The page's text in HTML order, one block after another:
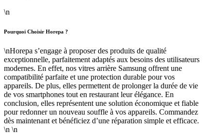
\n
Pourquoi Choisir Horepa ?
\nHorepa s’engage à proposer des produits de qualité
exceptionnelle, parfaitement adaptés aux besoins des utilisateurs
modernes. En effet, nos vitres arrière Samsung offrent une
compatibilité parfaite et une protection durable pour vos
appareils. De plus, elles permettent de prolonger la durée de vie
de vos smartphones tout en restaurant leur élégance. En
conclusion, elles représentent une solution économique et fiable
pour redonner un nouveau souffle à vos appareils. Commandez
dès maintenant et bénéficiez d’une réparation simple et efficace.
\n \n